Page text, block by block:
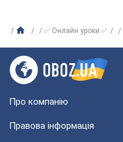
✅ Онлайн уроки ✅
Про компанію
Правова інформація